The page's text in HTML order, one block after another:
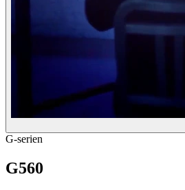
G-serien
G560